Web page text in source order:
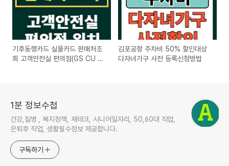
기후동행카드 실물카드 판매처조
회 고객안전실 편의점(GS CU 세
김포공항 주차비 50% 할인대상
다자녀가구 사전 등록신청방법
1분 정보수첩
건강,질병 , 복지정책, 재테크, 시니어일자리, 50,60대 직업,
은퇴후 직업, 생활필수정보 제공합니다.
구독하기